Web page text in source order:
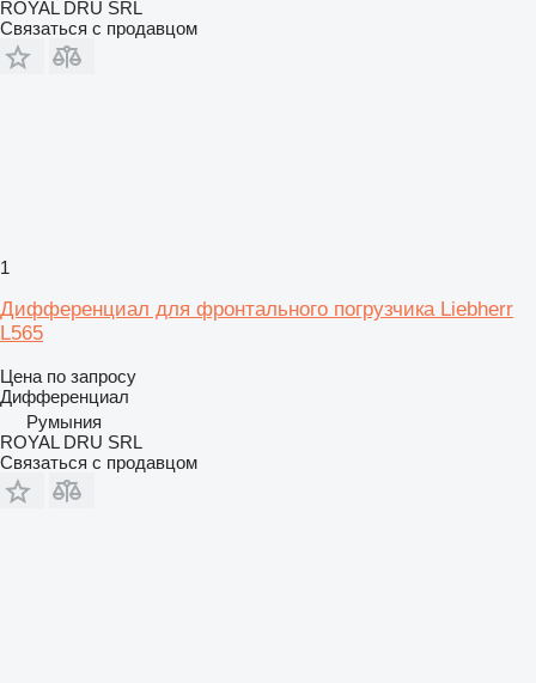
ROYAL DRU SRL
Связаться с продавцом
1
Дифференциал для фронтального погрузчика Liebherr
L565
Цена по запросу
Дифференциал
Румыния
ROYAL DRU SRL
Связаться с продавцом